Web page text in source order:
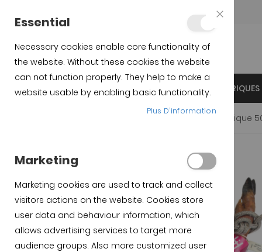
INICIO JAMBON PATA NEGRA ÉPAULES IBÉRIQUES
Jambon cebo Ibérique
images gallery
the images gallery
Essential
Necessary cookies enable core functionality of
the website. Without these cookies the website
can not function properly. They help to make a
website usable by enabling basic functionality.
Plus D’information
Marketing
Marketing cookies are used to track and collect
visitors actions on the website. Cookies store
user data and behaviour information, which
allows advertising services to target more
audience groups. Also more customized user